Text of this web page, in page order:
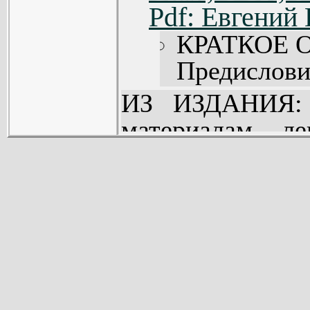
Pdf: Евгений
КРАТКОЕ
1.
и
ИЗ ИЗДАНИЯ:
материалам